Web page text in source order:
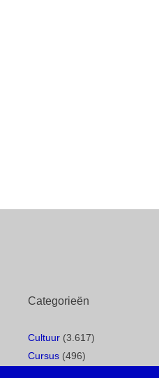
Categorieën
Cultuur (3.617)
Cursus (496)